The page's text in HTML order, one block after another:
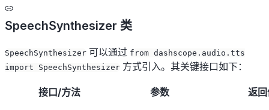
SpeechSynthesizer 类
SpeechSynthesizer 可以通过 from dashscope.audio.tts
import SpeechSynthesizer 方式引入。其关键接口如下：
接口/方法 参数 返